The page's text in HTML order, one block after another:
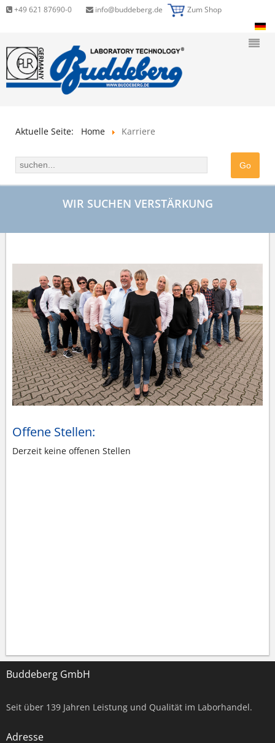
+49 621 87690-0 info@buddeberg.de Zum Shop
Aktuelle Seite: Home Karriere
WIR SUCHEN VERSTÄRKUNG
Offene Stellen:
Derzeit keine offenen Stellen
Buddeberg GmbH
Seit über 139 Jahren Leistung und Qualität im Laborhandel.
Adresse